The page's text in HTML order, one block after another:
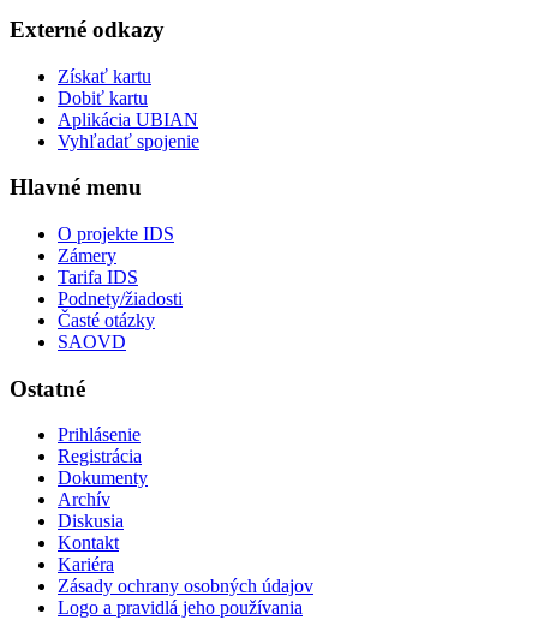
Externé odkazy
Získať kartu
Dobiť kartu
Aplikácia UBIAN
Vyhľadať spojenie
Hlavné menu
O projekte IDS
Zámery
Tarifa IDS
Podnety/žiadosti
Časté otázky
SAOVD
Ostatné
Prihlásenie
Registrácia
Dokumenty
Archív
Diskusia
Kontakt
Kariéra
Zásady ochrany osobných údajov
Logo a pravidlá jeho používania